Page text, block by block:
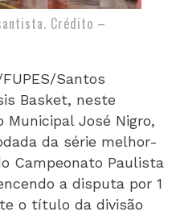
Crédito –
Santos
Basket, neste
Municipal José Nigro,
da série melhor-
Campeonato Paulista
a disputa por 1
o título da divisão